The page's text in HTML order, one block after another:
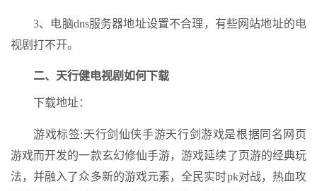
3、电脑dns服务器地址设置不合理，有些网站地址的电
视剧打不开。
二、天行健电视剧如何下载
下载地址：
游戏标签:天行剑仙侠手游天行剑游戏是根据同名网页
游戏而开发的一款玄幻修仙手游，游戏延续了页游的经典玩
法，并融入了众多新的游戏元素，全民实时pk对战，热血攻